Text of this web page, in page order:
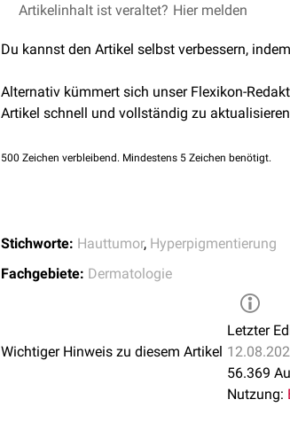
Die Lentigo senilis ist in erster Linie ein
Veränderungen rechtzeitig zu erkennen. Ein
Die Entfernung einer Lentigo senilis kann
Nicht immer ist das kosmetische Resultat
Artikelinhalt ist veraltet? Hier melden
Du kannst den Artikel selbst verbessern,
Alternativ kümmert sich unser Flexikon-
Artikel schnell und vollständig zu
500 Zeichen verbleibend. Mindestens 5 Zeichen benötigt.
Stichworte: Hauttumor, Hyperpigmentierung
Fachgebiete: Dermatologie
Wichtiger Hinweis zu diesem Artikel
Letzter
56.369
Nutzung: